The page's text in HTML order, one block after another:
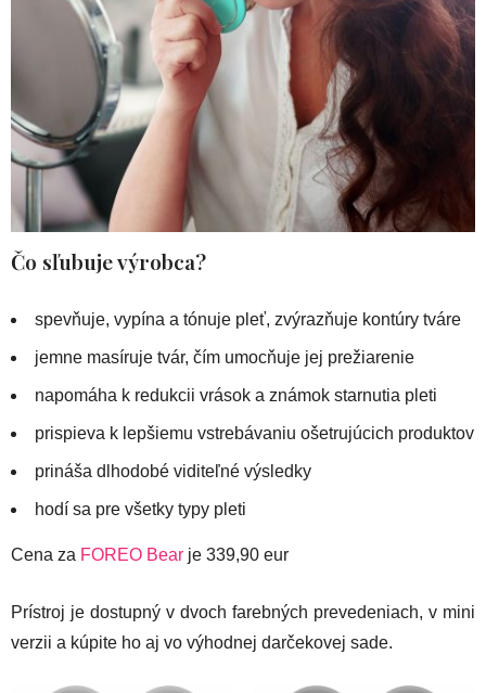
Čo sľubuje výrobca?
spevňuje, vypína a tónuje pleť, zvýrazňuje kontúry tváre
jemne masíruje tvár, čím umocňuje jej prežiarenie
napomáha k redukcii vrások a známok starnutia pleti
prispieva k lepšiemu vstrebávaniu ošetrujúcich produktov
prináša dlhodobé viditeľné výsledky
hodí sa pre všetky typy pleti
Cena za FOREO Bear je 339,90 eur
Prístroj je dostupný v dvoch farebných prevedeniach, v mini
verzii a kúpite ho aj vo výhodnej darčekovej sade.